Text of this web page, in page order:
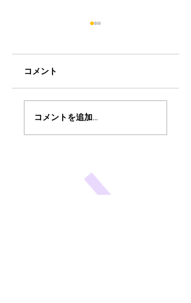
らりん荻窪と BunBu
学院アイキッズ認証
コメント
コメントを追加…